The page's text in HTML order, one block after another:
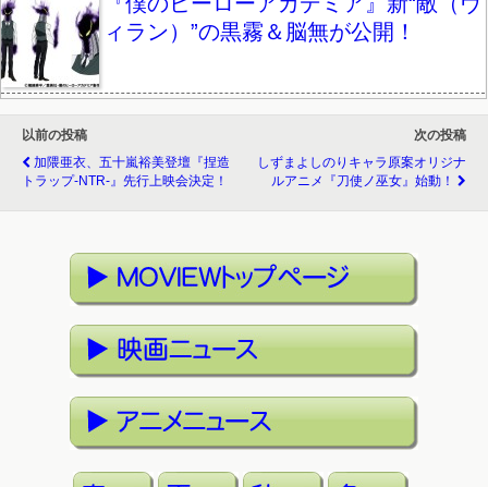
ィラン）”の黒霧＆脳無が公開！
以前の投稿
加隈亜衣、五十嵐裕美登壇『捏造
トラップ-NTR-』先行上映会決定！
次の投稿
しずまよしのりキャラ原案オリジナ
ルアニメ『刀使ノ巫女』始動！